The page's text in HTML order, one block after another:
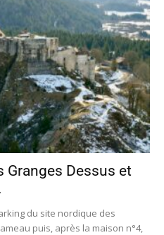
Granges Dessus et
du site nordique des
puis, après la maison n°4,